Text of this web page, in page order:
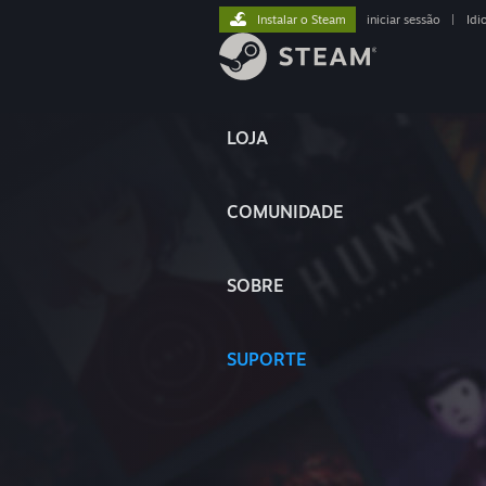
LOJA
COMUNIDADE
SOBRE
SUPORTE
Instalar o Steam iniciar sessão